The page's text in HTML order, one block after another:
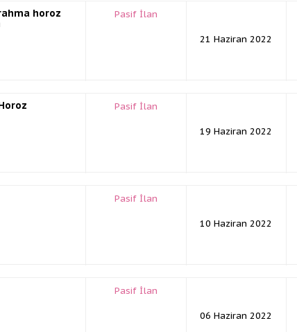
horoz
Pasif İlan
21 Haziran 2022
Pasif İlan
19 Haziran 2022
Pasif İlan
10 Haziran 2022
Pasif İlan
06 Haziran 2022